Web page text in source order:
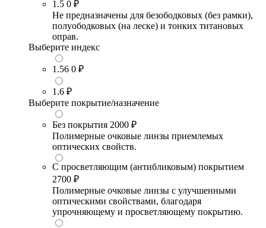
1.5 0 ₽
Не предназначены для безободковых (без рамки),
полуободковых (на леске) и тонких титановых
оправ.
Выберите индекс
1.56 0 ₽
1.6 ₽
Выберите покрытие/назначение
Без покрытия 2000 ₽
Полимерные очковые линзы приемлемых
оптических свойств.
С просветляющим (антибликовым) покрытием
2700 ₽
Полимерные очковые линзы с улучшенными
оптическими свойствами, благодаря
упрочняющему и просветляющему покрытию.